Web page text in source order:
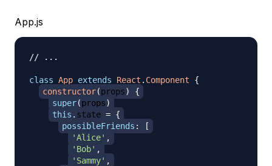
App.js
// ...
class App extends React . Component
{
constructor(props)
{
super(props)
this . state = {
possibleFriends :
[
'Alice' ,
'Bob' ,
'Sammy' ,